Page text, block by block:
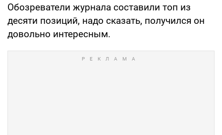
Обозреватели журнала составили топ из
десяти позиций, надо сказать, получился он
довольно интересным.